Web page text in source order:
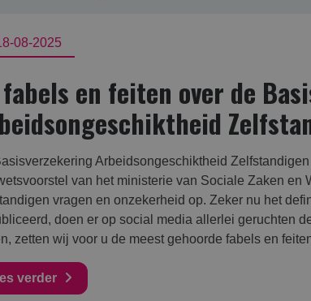
08-2025
en feiten over de
Arbeidsongeschiktheid
van het ministerie van Sociale Zaken en
vragen en onzekerheid op. Zeker nu het
doen er op social media allerlei geruchten
zetten wij voor u de meest gehoorde fabels en
verder